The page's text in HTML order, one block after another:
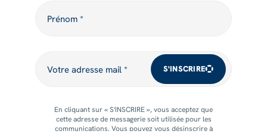
Prénom *
Votre adresse mail * S'INSCRIRE
En cliquant sur « S'INSCRIRE », vous acceptez que
cette adresse de messagerie soit utilisée pour les
communications. Vous pouvez vous désinscrire à